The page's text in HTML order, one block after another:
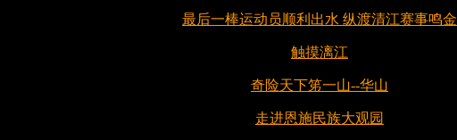
最后一棒运动员顺利出水 纵渡清江赛事鸣金
触摸漓江
奇险天下笫一山--华山
走进恩施民族大观园